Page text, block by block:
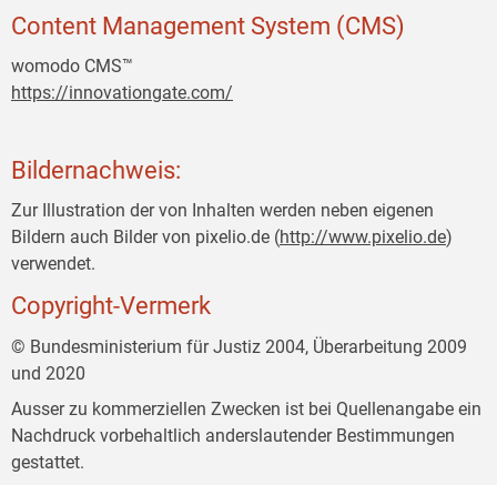
Content Management System (CMS)
womodo CMS™
https://innovationgate.com/
Bildernachweis:
Zur Illustration der von Inhalten werden neben eigenen
Bildern auch Bilder von pixelio.de (http://www.pixelio.de)
verwendet.
Copyright-Vermerk
© Bundesministerium für Justiz 2004, Überarbeitung 2009
und 2020
Ausser zu kommerziellen Zwecken ist bei Quellenangabe ein
Nachdruck vorbehaltlich anderslautender Bestimmungen
gestattet.